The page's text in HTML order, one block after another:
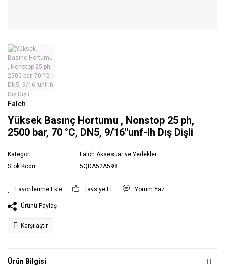
Falch
Yüksek Basınç Hortumu , Nonstop 25 ph,
2500 bar, 70 °C, DN5, 9/16''unf-lh Dış Dişli
Kategori
Falch Aksesuar ve Yedekler
Stok Kodu
5QDA52A598
Tavsiye Et Yorum Yaz
Ürünü Paylaş
Karşılaştır
Ürün Bilgisi